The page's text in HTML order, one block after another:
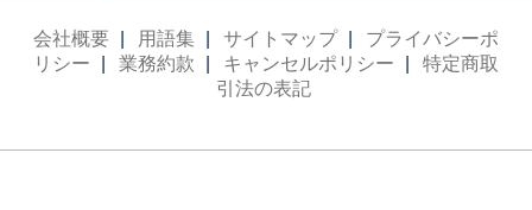
会社概要 用語集 サイトマップ
プライバシーポ
リシー
業務約款 キャンセルポリシー
特定商取
引法の表記